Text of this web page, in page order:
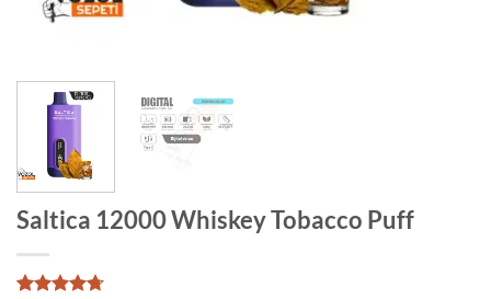
Saltica 12000 Whiskey Tobacco Puff